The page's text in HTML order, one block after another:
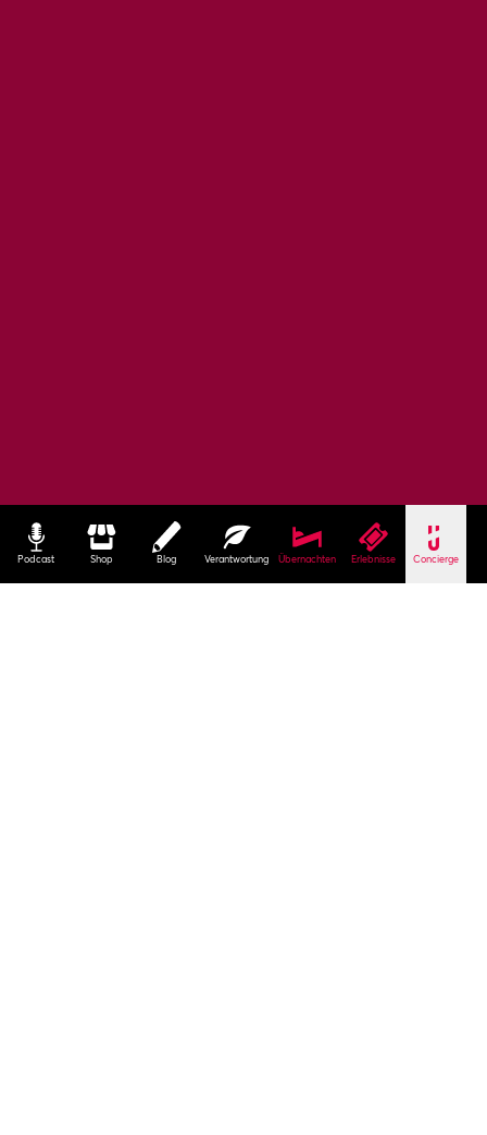
Podcast Shop Blog Verantwortung Übernachten Erlebnisse Concierge